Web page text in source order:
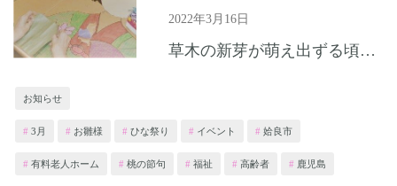
2022年3月16日
草木の新芽が萌え出ずる頃となりましたが、皆様いかがお過ごしでしょうか？ 有料老人ホームフローラでは桃の節句にお雛様の顔はめパネルをご利用者様と作成いたしました。 皆様、大変楽しそうに顔をはめてひな祭り...
お知らせ
3月 お雛様 ひな祭り イベント 姶良市
有料老人ホーム 桃の節句 福祉 高齢者 鹿児島